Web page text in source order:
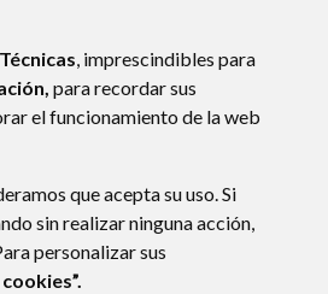
Técnicas, imprescindibles para
para recordar sus
el funcionamiento de la web
que acepta su uso. Si
sin realizar ninguna acción,
personalizar sus